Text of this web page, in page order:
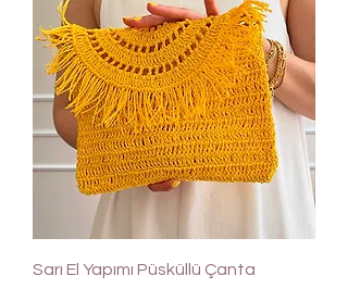
Sarı El Yapımı Püsküllü Çanta